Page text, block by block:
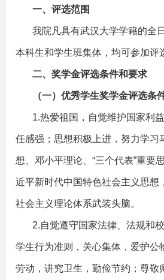
一、评选范围
我院凡具有武汉大学学籍的全
本科生和学生班集体，均可参加评
二、奖学金评选条件和要求
（一）优秀学生奖学金评选条
1.热爱祖国，自觉维护国家利
任感强；思想积极上进，努力学习
想、邓小平理论、“三个代表”重要
近平新时代中国特色社会主义思想
社会主义理论体系武装头脑。
2.自觉遵守国家法律、法规和
学生行为准则，关心集体，爱护公
劳动，讲究卫生，勤俭节约；尊敬